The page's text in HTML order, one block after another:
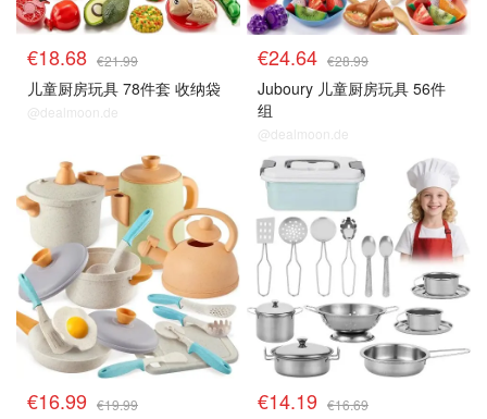
€18.68 €21.99
儿童厨房玩具 78件套 收纳袋
@dealmoon.de
€24.64 €28.99
Juboury 儿童厨房玩具 56件
组
@dealmoon.de
€16.99 €19.99 €14.19 €16.69